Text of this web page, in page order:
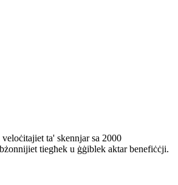
veloċitajiet ta' skennjar sa 2000
tiegħek u ġġiblek aktar benefiċċji.